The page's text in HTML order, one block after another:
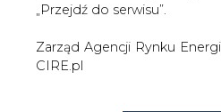
„Przejdź do serwisu”.
Zarząd Agencji Rynku
CIRE.pl
"działa bez zmian".
W kolejnym komunikacie
stałym kontakcie z